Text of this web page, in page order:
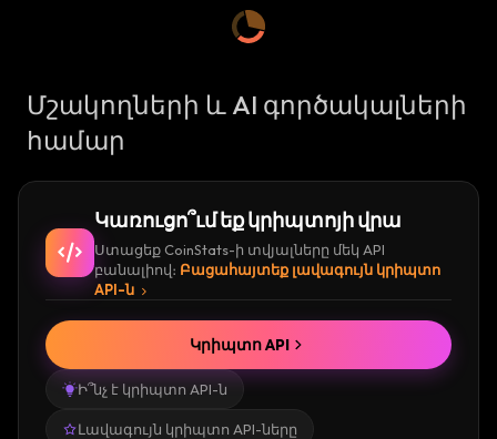
Մշակողների և AI գործակալների
համար
Կառուցո՞ւմ եք կրիպտոյի վրա
Ստացեք CoinStats-ի տվյալները մեկ API
բանալիով։ Բացահայտեք լավագույն կրիպտո
API-ն
Ի՞նչ է կրիպտո API-ն
Լավագույն կրիպտո API-ները
Կրիպտո API